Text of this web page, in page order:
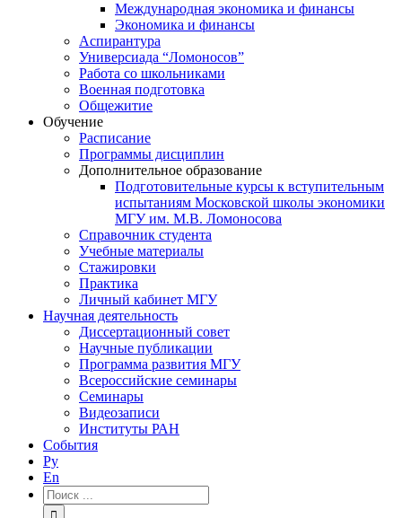
Международная экономика и финансы
Экономика и финансы
Аспирантура
Универсиада “Ломоносов”
Работа со школьниками
Военная подготовка
Общежитие
Обучение
Расписание
Программы дисциплин
Дополнительное образование
Подготовительные курсы к вступительным
испытаниям Московской школы экономики
МГУ им. М.В. Ломоносова
Справочник студента
Учебные материалы
Стажировки
Практика
Личный кабинет МГУ
Научная деятельность
Диссертационный совет
Научные публикации
Программа развития МГУ
Всероссийские семинары
Семинары
Видеозаписи
Институты РАН
События
Ру
En
Результат
поиска: